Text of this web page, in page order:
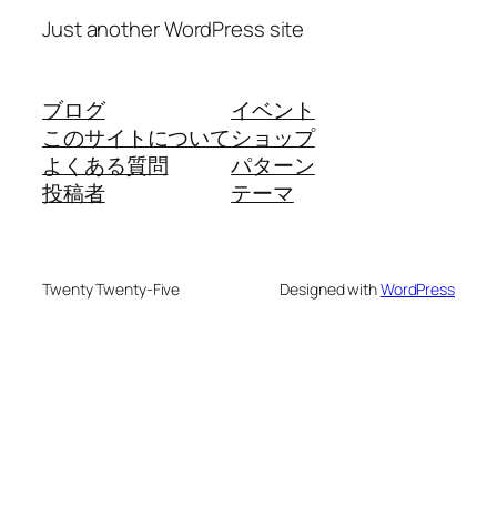
Just another WordPress site
ブログ
このサイトについて
よくある質問
投稿者
イベント
ショップ
パターン
テーマ
Twenty Twenty-Five Designed withWordPress